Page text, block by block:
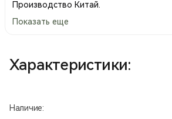
Производство Китай.
Показать еще
Характеристики:
Наличие: